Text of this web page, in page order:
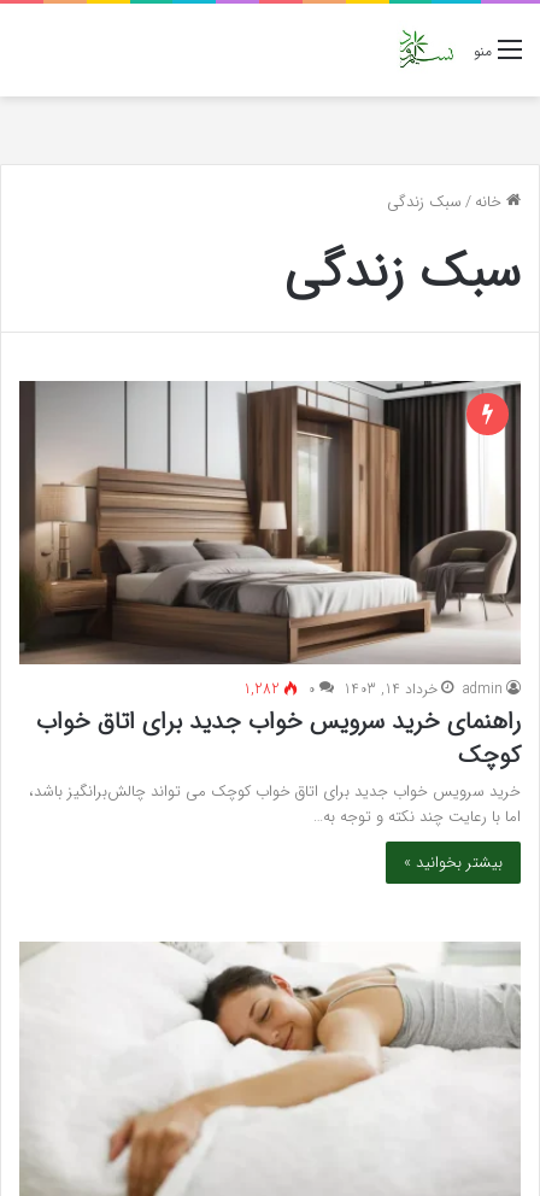
منو
خانه/سبک زندگی
سبک زندگی
admin خرداد 14, 1403 ۰ 1,282
راهنمای خرید سرویس خواب جدید برای اتاق خواب
کوچک
خرید سرویس خواب جدید برای اتاق خواب کوچک می‌ تواند چالش‌برانگیز باشد،
اما با رعایت چند نکته و توجه به…
بیشتر بخوانید »